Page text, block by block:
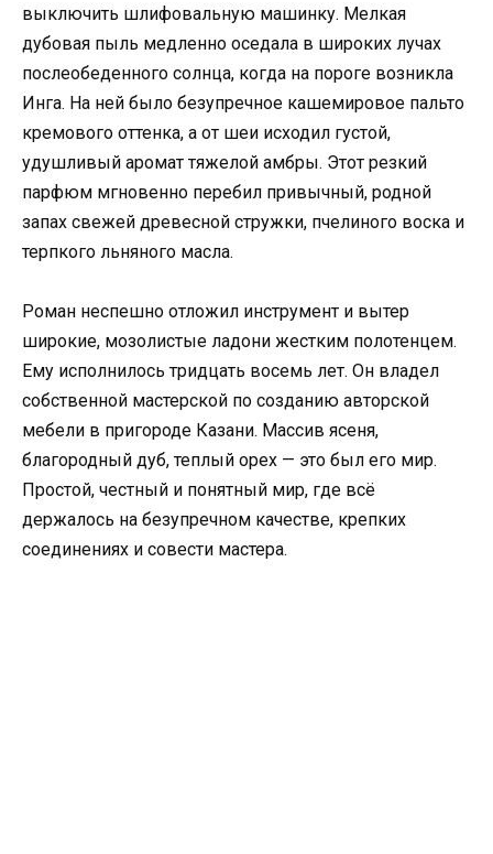
выключить шлифовальную машинку. Мелкая
дубовая пыль медленно оседала в широких лучах
послеобеденного солнца, когда на пороге возникла
Инга. На ней было безупречное кашемировое пальто
кремового оттенка, а от шеи исходил густой,
удушливый аромат тяжелой амбры. Этот резкий
парфюм мгновенно перебил привычный, родной
запах свежей древесной стружки, пчелиного воска и
терпкого льняного масла.
Роман неспешно отложил инструмент и вытер
широкие, мозолистые ладони жестким полотенцем.
Ему исполнилось тридцать восемь лет. Он владел
собственной мастерской по созданию авторской
мебели в пригороде Казани. Массив ясеня,
благородный дуб, теплый орех — это был его мир.
Простой, честный и понятный мир, где всё
держалось на безупречном качестве, крепких
соединениях и совести мастера.